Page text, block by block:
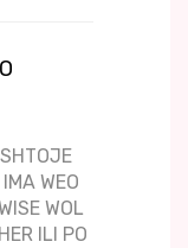
WEO
WOL
ILI PO